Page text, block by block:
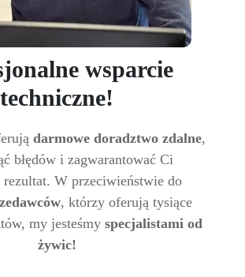
wsparcie
techniczne!
darmowe doradztwo zdalne,
błędów i zagwarantować Ci
W przeciwieństwie do
, którzy oferują tysiące
my jesteśmy specjalistami od
żywic!